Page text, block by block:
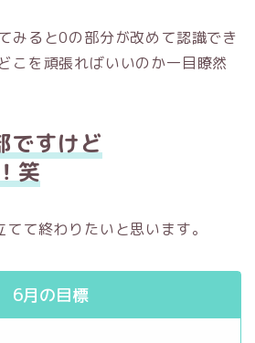
みると0の部分が改めて認識でき
こを頑張ればいいのか一目瞭然
ですけど
笑
て終わりたいと思います。
6月の目標